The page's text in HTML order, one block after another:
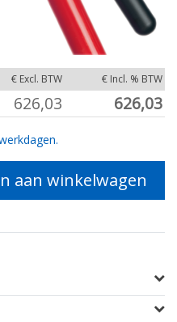
€ Excl. BTW € Incl. % BTW
626,03 626,03
aan winkelwagen